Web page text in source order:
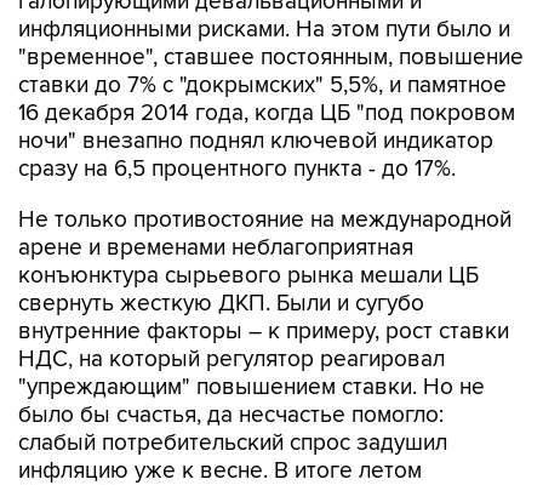
инфляционными рисками. На этом пути было и
"временное", ставшее постоянным, повышение
ставки до 7% с "докрымских" 5,5%, и памятное
16 декабря 2014 года, когда ЦБ "под покровом
ночи" внезапно поднял ключевой индикатор
сразу на 6,5 процентного пункта - до 17%.
Не только противостояние на международной
арене и временами неблагоприятная
конъюнктура сырьевого рынка мешали ЦБ
свернуть жесткую ДКП. Были и сугубо
внутренние факторы – к примеру, рост ставки
НДС, на который регулятор реагировал
"упреждающим" повышением ставки. Но не
было бы счастья, да несчастье помогло:
слабый потребительский спрос задушил
инфляцию уже к весне. В итоге летом